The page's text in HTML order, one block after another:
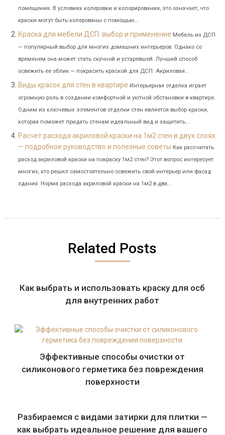
помещения. В условиях колеровки и колорирования, это означает, что
краски могут быть колерованы с помощью...
Краска для мебели ДСП: выбор и применение Мебель из ДСП
— популярный выбор для многих домашних интерьеров. Однако со
временем она может стать скучной и устаревшей. Лучший способ
освежить ее облик — покрасить краской для ДСП. Акриловая...
Виды красок для стен в квартире Интерьерная отделка играет
огромную роль в создании комфортной и уютной обстановки в квартире.
Одним из ключевых элементов отделки стен является выбор краски,
которая поможет придать стенам идеальный вид и защитить...
Расчет расхода акриловой краски на 1м2 стен в двух слоях
— подробное руководство и полезные советы Как рассчитать
расход акриловой краски на покраску 1м2 стен? Этот вопрос интересует
многих, кто решил самостоятельно освежить свой интерьер или фасад
здания. Норма расхода акриловой краски на 1м2 в два...
Related Posts
Как выбрать и использовать краску для осб
для внутренних работ
Эффективные способы очистки от
силиконового герметика без повреждения
поверхности
Разбираемся с видами затирки для плитки —
как выбрать идеальное решение для вашего